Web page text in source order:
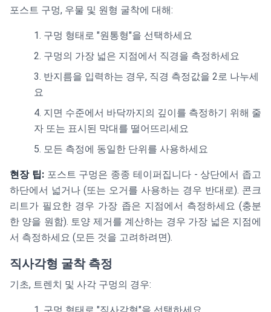
포스트 구멍, 우물 및 원형 굴착에 대해:
구멍 형태로 "원통형"을 선택하세요
구멍의 가장 넓은 지점에서 직경을 측정하세요
반지름을 입력하는 경우, 직경 측정값을 2로 나누세
요
지면 수준에서 바닥까지의 깊이를 측정하기 위해 줄
자 또는 표시된 막대를 떨어뜨리세요
모든 측정에 동일한 단위를 사용하세요
현장 팁:포스트 구멍은 종종 테이퍼집니다 - 상단에서 좁고
하단에서 넓거나 (또는 오거를 사용하는 경우 반대로). 콘크
리트가 필요한 경우 가장 좁은 지점에서 측정하세요 (충분
한 양을 원함). 토양 제거를 계산하는 경우 가장 넓은 지점에
서 측정하세요 (모든 것을 고려하려면).
직사각형 굴착 측정
기초, 트렌치 및 사각 구멍의 경우: